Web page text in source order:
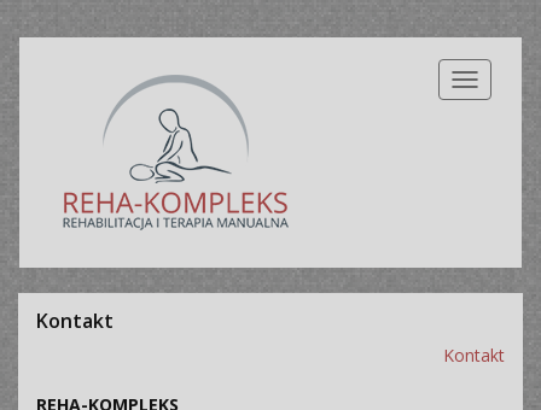
Kontakt
Kontakt
REHA-KOMPLEKS